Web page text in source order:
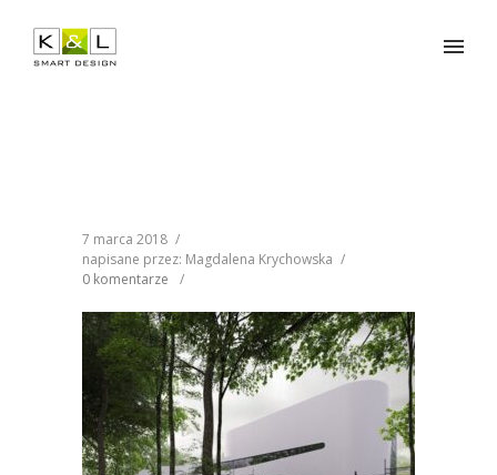
7 marca 2018 /
napisane przez: Magdalena Krychowska /
0 komentarze
/